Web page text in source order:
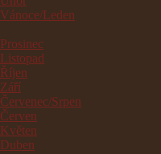
Vánoce/Leden
Prosinec
Listopad
Říjen
Září
Červenec/Srpen
Červen
Květen
Duben